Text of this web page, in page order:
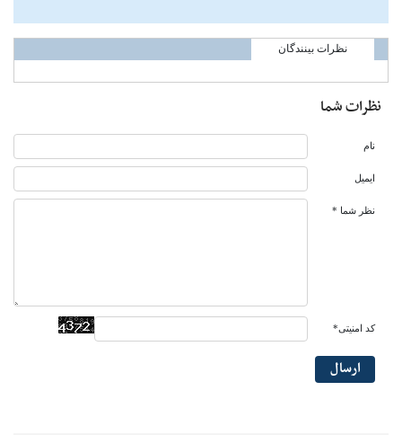
نظرات بینندگان
نظرات شما
نام
ایمیل
نظر شما *
کد امنیتی*
ارسال